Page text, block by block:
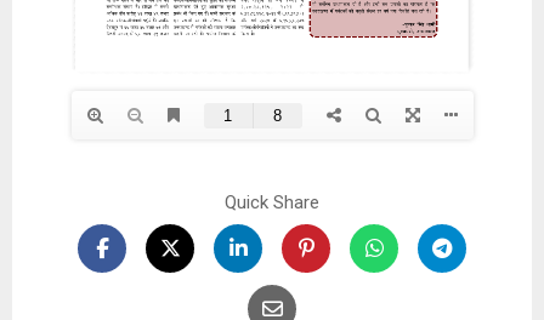
Quick Share